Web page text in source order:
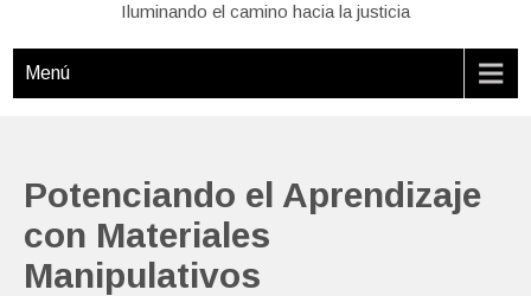
Iluminando el camino hacia la justicia
Menú
Potenciando el Aprendizaje
con Materiales
Manipulativos